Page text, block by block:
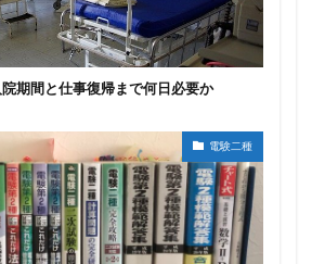
期間と仕事復帰まで何日必要か
電験二種